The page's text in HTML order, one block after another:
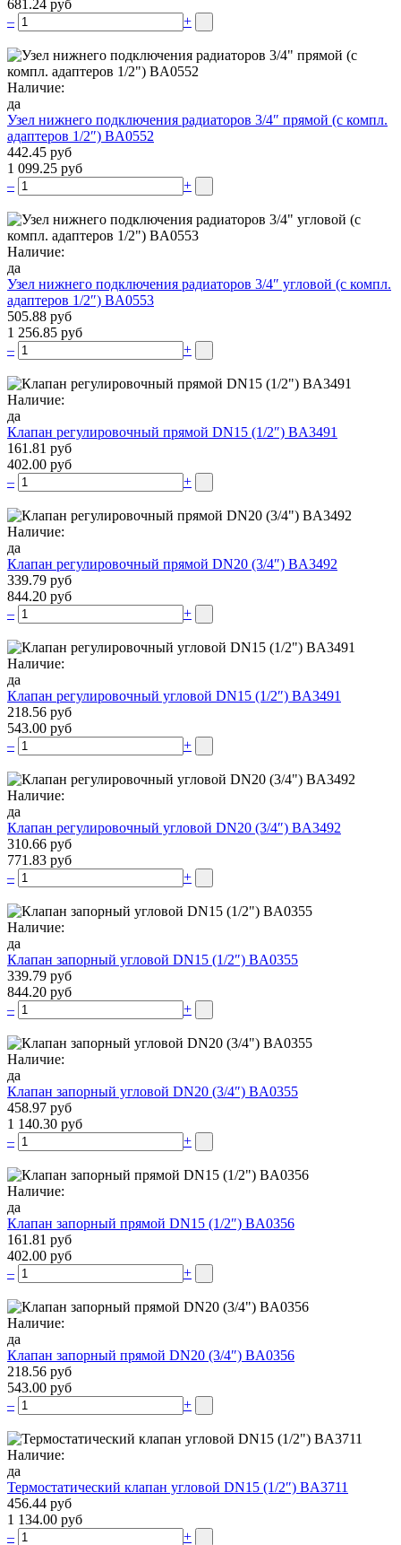
681.24 руб
–
+
Наличие:
да
Узел нижнего подключения радиаторов 3/4″ прямой (c компл.
адаптеров 1/2″) BA0552
442.45 руб
1 099.25 руб
–
+
Наличие:
да
Узел нижнего подключения радиаторов 3/4″ угловой (c компл.
адаптеров 1/2″) BA0553
505.88 руб
1 256.85 руб
–
+
Наличие:
да
Клапан регулировочный прямой DN15 (1/2″) BA3491
161.81 руб
402.00 руб
–
+
Наличие:
да
Клапан регулировочный прямой DN20 (3/4″) BA3492
339.79 руб
844.20 руб
–
+
Наличие:
да
Клапан регулировочный угловой DN15 (1/2″) BA3491
218.56 руб
543.00 руб
–
+
Наличие:
да
Клапан регулировочный угловой DN20 (3/4″) BA3492
310.66 руб
771.83 руб
–
+
Наличие:
да
Клапан запорный угловой DN15 (1/2″) BA0355
339.79 руб
844.20 руб
–
+
Наличие:
да
Клапан запорный угловой DN20 (3/4″) BA0355
458.97 руб
1 140.30 руб
–
+
Наличие:
да
Клапан запорный прямой DN15 (1/2″) BA0356
161.81 руб
402.00 руб
–
+
Наличие:
да
Клапан запорный прямой DN20 (3/4″) BA0356
218.56 руб
543.00 руб
–
+
Наличие:
да
Термостатический клапан угловой DN15 (1/2″) BA3711
456.44 руб
1 134.00 руб
–
+